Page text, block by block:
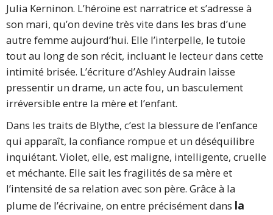
Julia Kerninon. L’héroïne est narratrice et s’adresse à
son mari, qu’on devine très vite dans les bras d’une
autre femme aujourd’hui. Elle l’interpelle, le tutoie
tout au long de son récit, incluant le lecteur dans cette
intimité brisée. L’écriture d’Ashley Audrain laisse
pressentir un drame, un acte fou, un basculement
irréversible entre la mère et l’enfant.
Dans les traits de Blythe, c’est la blessure de l’enfance
qui apparaît, la confiance rompue et un déséquilibre
inquiétant. Violet, elle, est maligne, intelligente, cruelle
et méchante. Elle sait les fragilités de sa mère et
l’intensité de sa relation avec son père. Grâce à la
plume de l’écrivaine, on entre précisément dans la